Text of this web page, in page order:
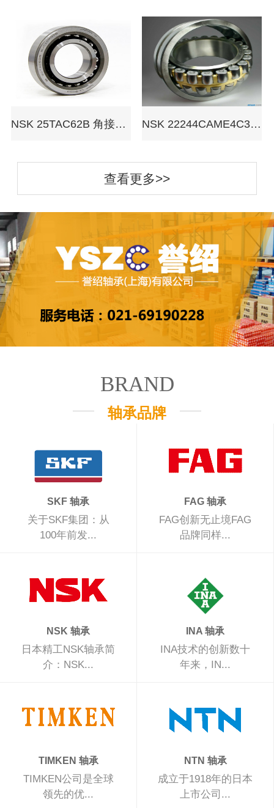
NSK 25TAC62B 角接触球轴承 NSK 22244CAME4C3 调心滚子轴承
查看更多>>
BRAND
轴承品牌
SKF 轴承
关于SKF集团：从
100年前发...
FAG 轴承
FAG创新无止境FAG
品牌同样...
NSK 轴承
日本精工NSK轴承简
介：NSK...
INA 轴承
INA技术的创新数十
年来，IN...
TIMKEN 轴承
TIMKEN公司是全球
领先的优...
NTN 轴承
成立于1918年的日本
上市公司...